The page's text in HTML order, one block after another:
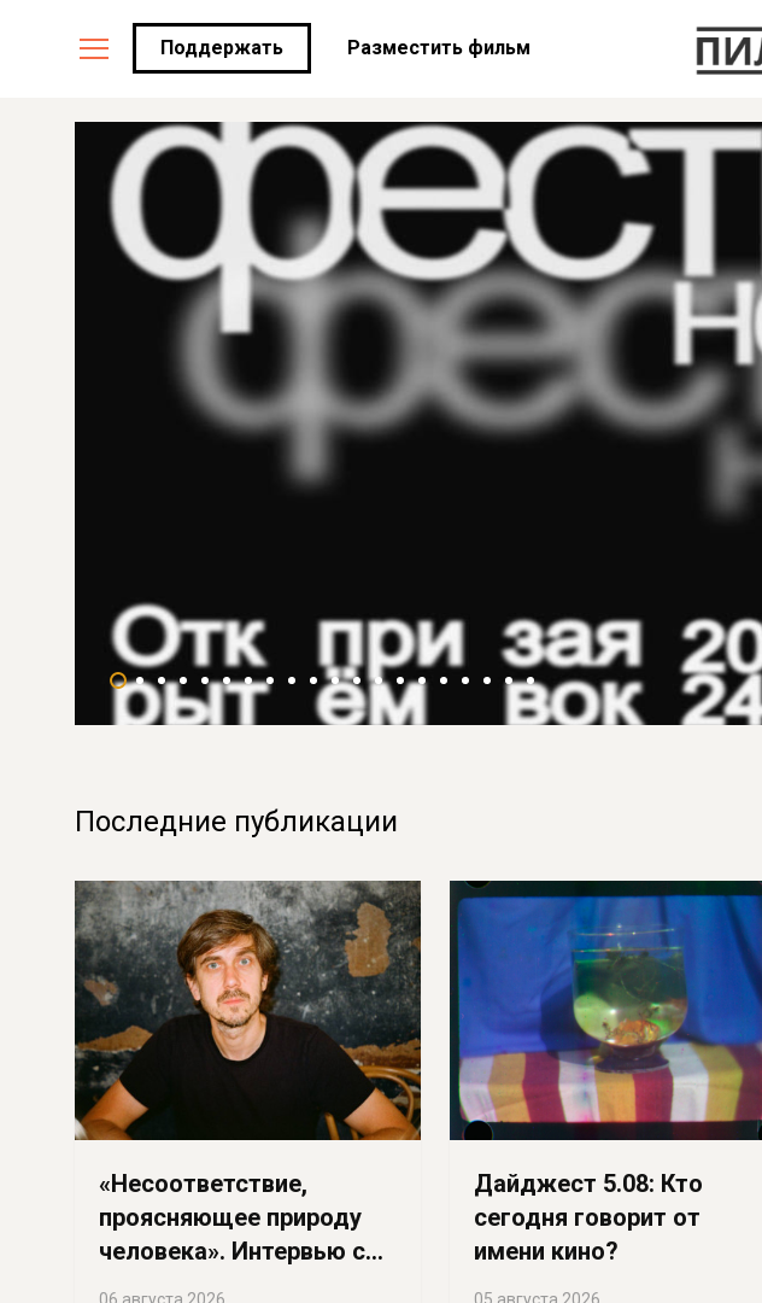
Поддержать Разместить фильм
Последние публикации
«Несоответствие,
проясняющее природу
человека». Интервью с
Дмитрием Кубасовым
Дайджест 5.08: Кто
сегодня говорит от
имени кино?